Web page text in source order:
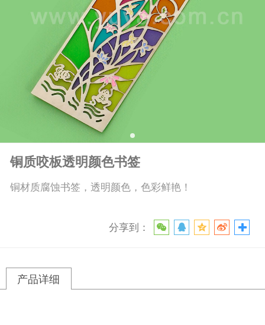
铜质咬板透明颜色书签
铜材质腐蚀书签，透明颜色，色彩鲜艳！
分享到：
产品详细